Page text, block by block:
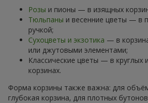
Розы и пионы — в изящных
Тюльпаны и весенние цветы — в
ручкой;
Сухоцветы и экзотика — в
или джутовыми элементами;
Классические цветы — в круглых
корзинах.
Форма корзины также важна: для
глубокая корзина, для плотных